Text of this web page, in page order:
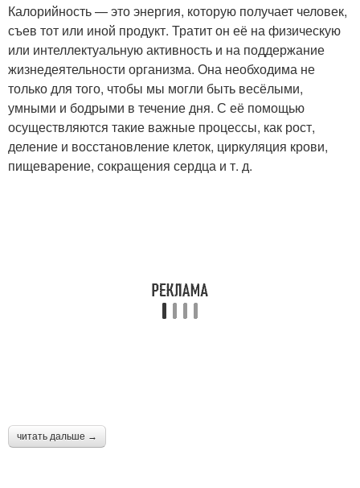
Калорийность — это энергия, которую получает человек,
съев тот или иной продукт. Тратит он её на физическую
или интеллектуальную активность и на поддержание
жизнедеятельности организма. Она необходима не
только для того, чтобы мы могли быть весёлыми,
умными и бодрыми в течение дня. С её помощью
осуществляются такие важные процессы, как рост,
деление и восстановление клеток, циркуляция крови,
пищеварение, сокращения сердца и т. д.
читать дальше →